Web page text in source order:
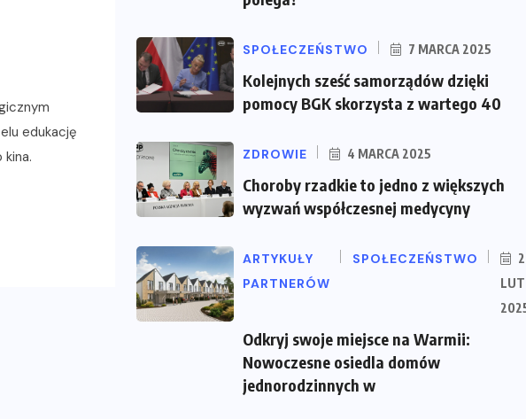
edukację
SPOŁECZEŃSTWO 7 MARCA 2025
Kolejnych sześć samorządów dzięki
pomocy BGK skorzysta z wartego 40
ZDROWIE 4 MARCA 2025
Choroby rzadkie to jedno z większych
wyzwań współczesnej medycyny
ARTYKUŁY
PARTNERÓW
SPOŁECZEŃSTWO
Odkryj swoje miejsce na Warmii:
Nowoczesne osiedla domów
jednorodzinnych w